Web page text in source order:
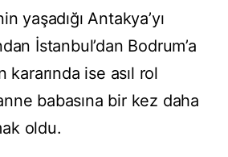
yaşadığı Antakya’yı
İstanbul’dan Bodrum’a
kararında ise asıl rol
babasına bir kez daha
oldu.